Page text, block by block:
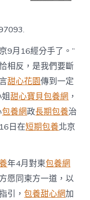
〈王
柬
埔
寨
副
輔
弼
孫
占
專
包
格
托〉
中
9月16經分手了。”
相反，是我們要斷
甜心花園傳到一定
甜心寶貝包養網 ，
包養網政長期包養治
日在短期包養北京
年4月對柬包養網
愿同柬方一道，以
引，包養甜心網加